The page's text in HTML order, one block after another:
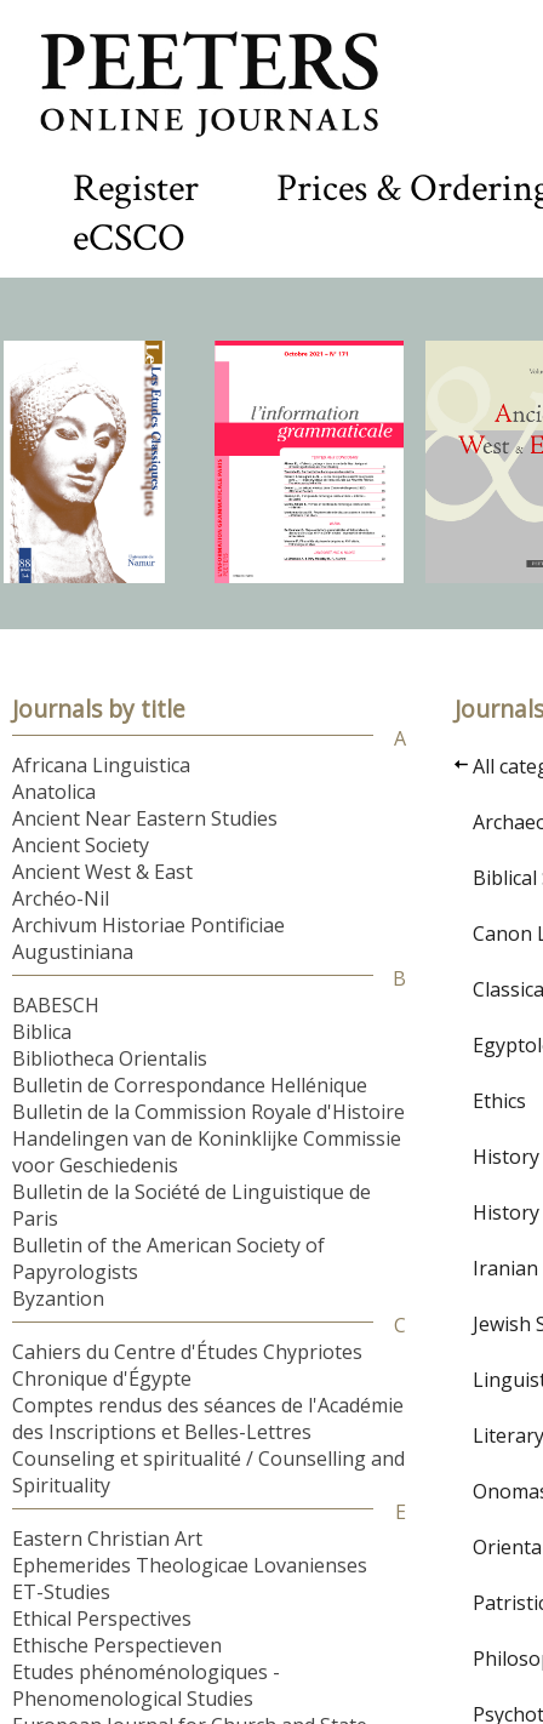
Register
Prices &
eCSCO
Journals by title
A
Africana Linguistica
Anatolica
Ancient Near Eastern Studies
Ancient Society
Ancient West & East
Archéo-Nil
Archivum Historiae Pontificiae
Augustiniana
B
BABESCH
Biblica
Bibliotheca Orientalis
Bulletin de Correspondance Hellénique
Bulletin de la Commission Royale d'Histoire
Handelingen van de Koninklijke Commissie
voor Geschiedenis
Bulletin de la Société de Linguistique de
Paris
Bulletin of the American Society of
Papyrologists
Byzantion
C
Cahiers du Centre d'Études Chypriotes
Chronique d'Égypte
Comptes rendus des séances de l'Académie
des Inscriptions et Belles-Lettres
Counseling et spiritualité / Counselling and
Spirituality
E
Eastern Christian Art
Ephemerides Theologicae Lovanienses
ET-Studies
Ethical Perspectives
Ethische Perspectieven
Etudes phénoménologiques -
Phenomenological Studies
All
Biblical
Canon
Ethics
History
Iranian
Jewish